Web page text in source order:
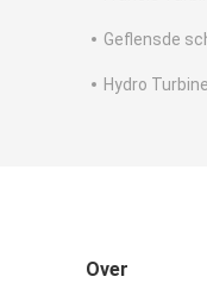
Geflensde
Hydro
Over